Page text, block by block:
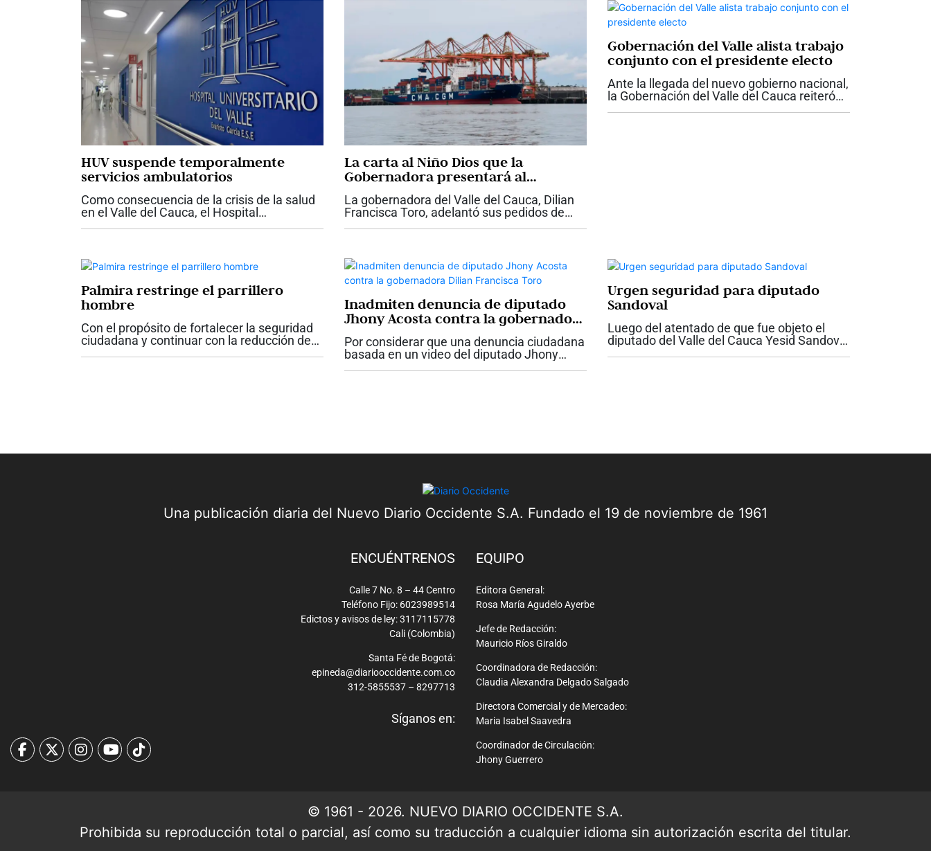
HUV suspende temporalmente
servicios ambulatorios
Como consecuencia de la crisis de la salud
en el Valle del Cauca, el Hospital
atenciones para...
La carta al Niño Dios que la
Gobernadora presentará al
Presidente Abelardo De La Espriella
con proyectos claves para el Valle
La gobernadora del Valle del Cauca, Dilian
Francisca Toro, adelantó sus pedidos de
Gobernación del Valle alista trabajo
conjunto con el presidente electo
Ante la llegada del nuevo gobierno nacional,
la Gobernación del Valle del Cauca reiteró
Palmira restringe el parrillero
hombre
Con el propósito de fortalecer la seguridad
ciudadana y continuar con la reducción de
los índices de criminalidad, el alcalde de
Inadmiten denuncia de diputado
Jhony Acosta contra la gobernadora
Dilian Francisca Toro
Por considerar que una denuncia ciudadana
basada en un video del diputado Jhony
Urgen seguridad para diputado
Sandoval
Luego del atentado de que fue objeto el
diputado del Valle del Cauca Yesid Sandoval
en la antigua vía entre Cali y Yumbo, la
Una publicación diaria del Nuevo Diario Occidente S.A. Fundado el 19 de noviembre de 1961
ENCUÉNTRENOS
Calle 7 No. 8 – 44 Centro
Teléfono Fijo: 6023989514
Edictos y avisos de ley: 3117115778
Cali (Colombia)
Santa Fé de Bogotá:
epineda@diariooccidente.com.co
312-5855537 – 8297713
Síganos en:
EQUIPO
Editora General:
Rosa María Agudelo Ayerbe
Jefe de Redacción:
Mauricio Ríos Giraldo
Coordinadora de Redacción:
Claudia Alexandra Delgado Salgado
Directora Comercial y de Mercadeo:
Maria Isabel Saavedra
Coordinador de Circulación:
Jhony Guerrero
© 1961 - 2026. NUEVO DIARIO OCCIDENTE S.A.
Prohibida su reproducción total o parcial, así como su traducción a cualquier idioma sin autorización escrita del titular.